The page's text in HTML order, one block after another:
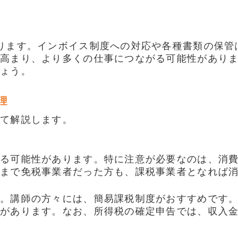
す。インボイス制度への対応や各種書類の保
まり、より多くの仕事につながる可能性があり
う。
解説します。
可能性があります。特に注意が必要なのは、消
で免税事業者だった方も、課税事業者となれば
講師の方々には、簡易課税制度がおすすめです
あります。なお、所得税の確定申告では、収入